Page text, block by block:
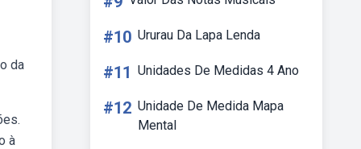
da
à
#10 Ururau Da Lapa Lenda
#11 Unidades De Medidas 4 Ano
#12 Unidade De Medida Mapa
Mental